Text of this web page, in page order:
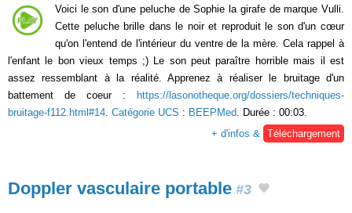
Voici le son d'une peluche de Sophie la girafe de marque Vulli.
Cette peluche brille dans le noir et reproduit le son d'un cœur
qu'on l'entend de l'intérieur du ventre de la mère. Cela rappel à
l'enfant le bon vieux temps ;) Le son peut paraître horrible mais il est
assez ressemblant à la réalité. Apprenez à réaliser le bruitage d'un
battement de coeur : https://lasonotheque.org/dossiers/techniques-
bruitage-f112.html#14 Catégorie UCS : BEEPMed . Durée : 00:03.
+ d'infos &
Téléchargement
Doppler vasculaire portable #3